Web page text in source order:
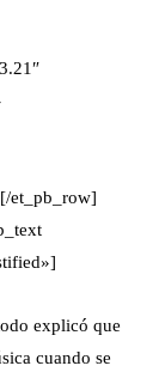
et_pb_row]
explicó que
cuando se